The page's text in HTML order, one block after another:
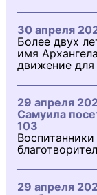
30 апреля
Более двух
имя
движение
29 апреля
Самуила
103
29 апреля